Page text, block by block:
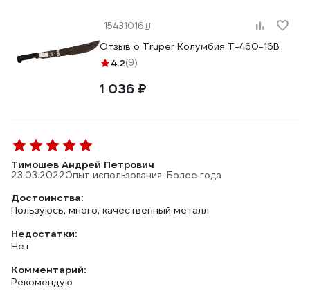
15431016
Отзыв о Truper Колумбия T-460-16B
4.2(9)
1 036 ₽
Тимошев Андрей Петрович
23.03.2022Опыт использования: Более года
Достоинства:
Пользуюсь, много, качественный металл
Недостатки:
Нет
Комментарий:
Рекомендую